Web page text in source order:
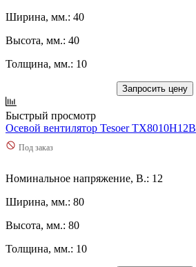
Ширина, мм.: 40
Высота, мм.: 40
Толщина, мм.: 10
Запросить цену
Быстрый просмотр
Осевой вентилятор Tesoer TX8010H12B
Под заказ
Номинальное напряжение, В.: 12
Ширина, мм.: 80
Высота, мм.: 80
Толщина, мм.: 10